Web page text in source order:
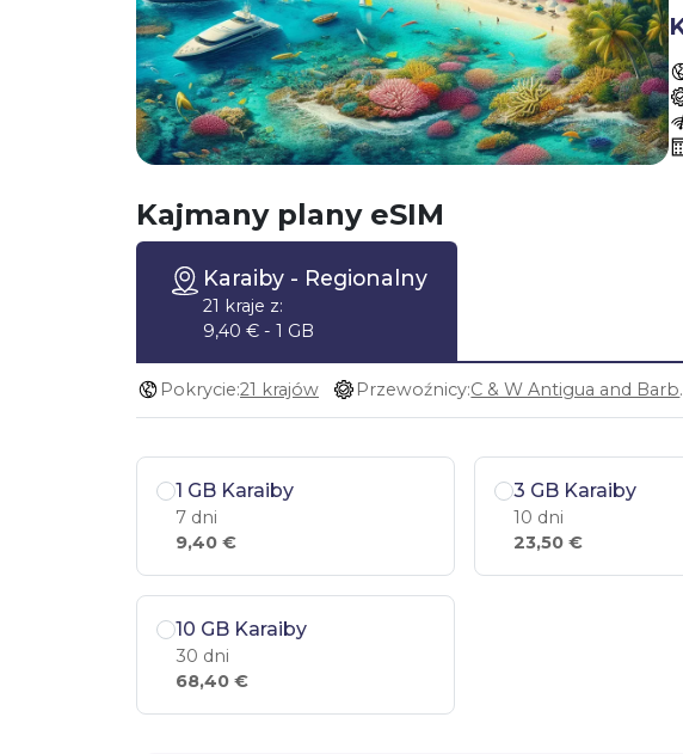
Kajmany plany eSIM
Karaiby- Regionalny
21 kraje z:
9,40 € - 1 GB
Pokrycie:21 krajów Przewoźnicy: C & W Antigua and Barbuda, Cable and Wireless Anguilla, Cable & Wireless - LIME,
1 GB Karaiby
7 dni
9,40 €
3 GB Karaiby
10 dni
23,50 €
10 GB Karaiby
30 dni
68,40 €